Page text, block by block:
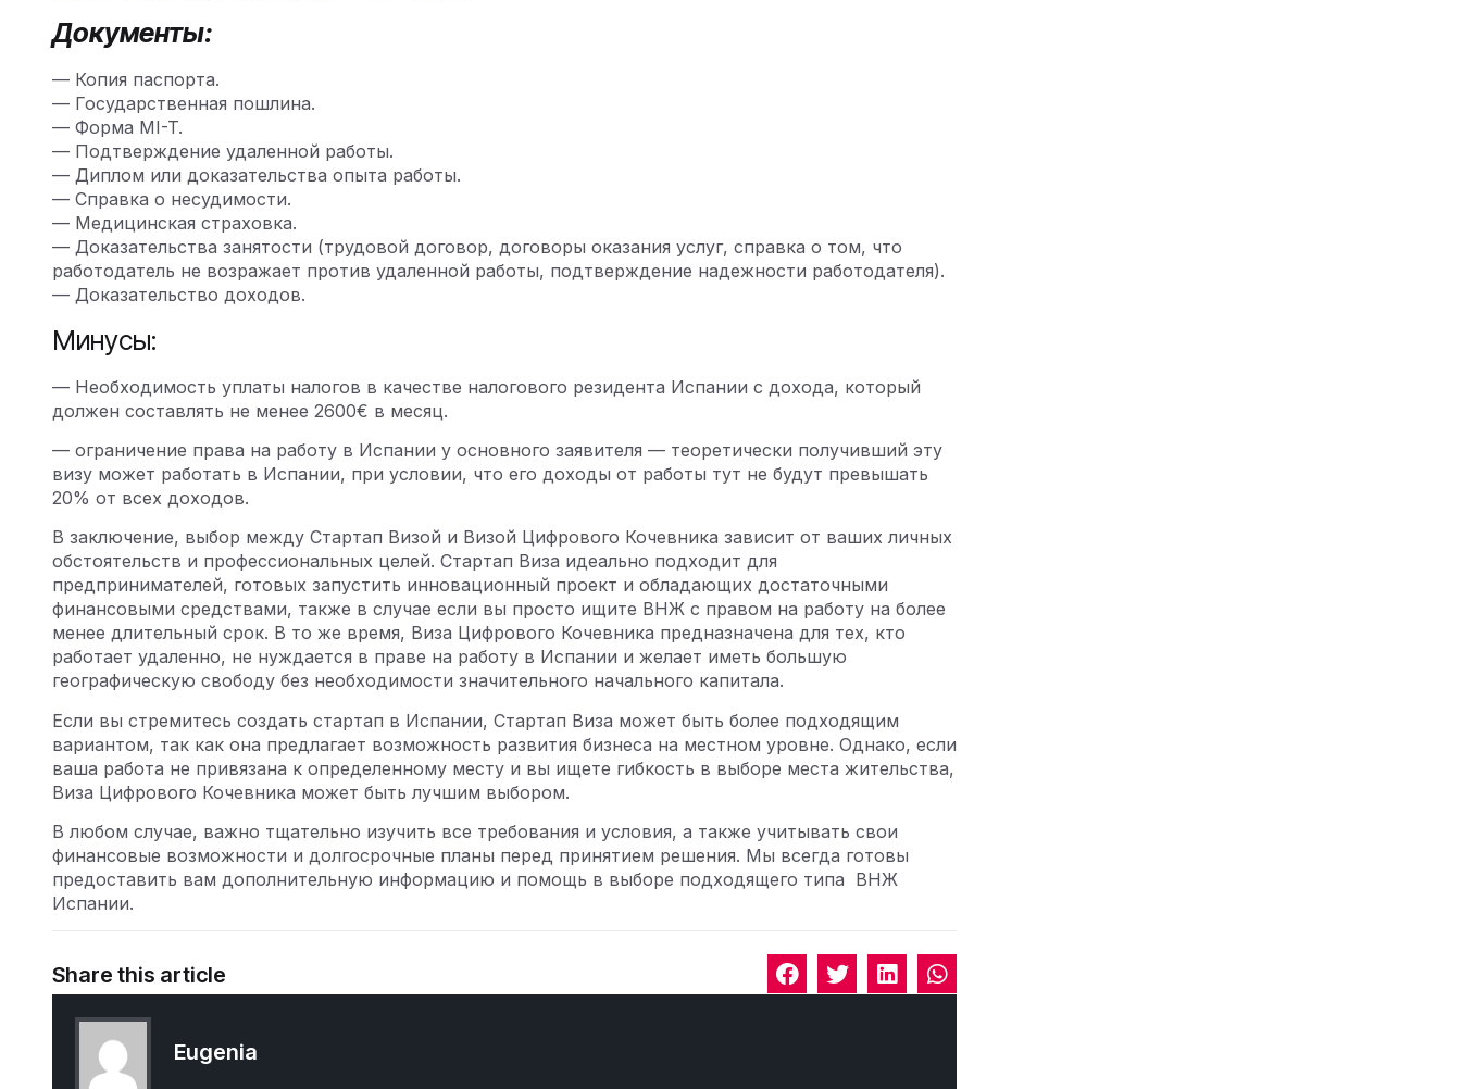
Документы:
— Копия паспорта.
— Государственная пошлина.
— Форма MI-T.
— Подтверждение удаленной работы.
— Диплом или доказательства опыта работы.
— Справка о несудимости.
— Медицинская страховка.
— Доказательства занятости (трудовой договор, договоры оказания услуг, справка о том, что
работодатель не возражает против удаленной работы, подтверждение надежности работодателя).
— Доказательство доходов.
Минусы:
— Необходимость уплаты налогов в качестве налогового резидента Испании с дохода, который
должен составлять не менее 2600€ в месяц.
— ограничение права на работу в Испании у основного заявителя — теоретически получивший эту
визу может работать в Испании, при условии, что его доходы от работы тут не будут превышать
20% от всех доходов.
В заключение, выбор между Стартап Визой и Визой Цифрового Кочевника зависит от ваших личных
обстоятельств и профессиональных целей. Стартап Виза идеально подходит для
предпринимателей, готовых запустить инновационный проект и обладающих достаточными
финансовыми средствами, также в случае если вы просто ищите ВНЖ с правом на работу на более
менее длительный срок. В то же время, Виза Цифрового Кочевника предназначена для тех, кто
работает удаленно, не нуждается в праве на работу в Испании и желает иметь большую
географическую свободу без необходимости значительного начального капитала.
Если вы стремитесь создать стартап в Испании, Стартап Виза может быть более подходящим
вариантом, так как она предлагает возможность развития бизнеса на местном уровне. Однако, если
ваша работа не привязана к определенному месту и вы ищете гибкость в выборе места жительства,
Виза Цифрового Кочевника может быть лучшим выбором.
В любом случае, важно тщательно изучить все требования и условия, а также учитывать свои
финансовые возможности и долгосрочные планы перед принятием решения. Мы всегда готовы
предоставить вам дополнительную информацию и помощь в выборе подходящего типа ВНЖ
Испании.
Share this article
Eugenia